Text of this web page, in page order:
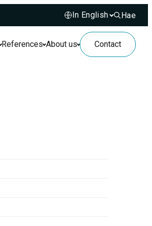
Hae
Hae
References About us Contact